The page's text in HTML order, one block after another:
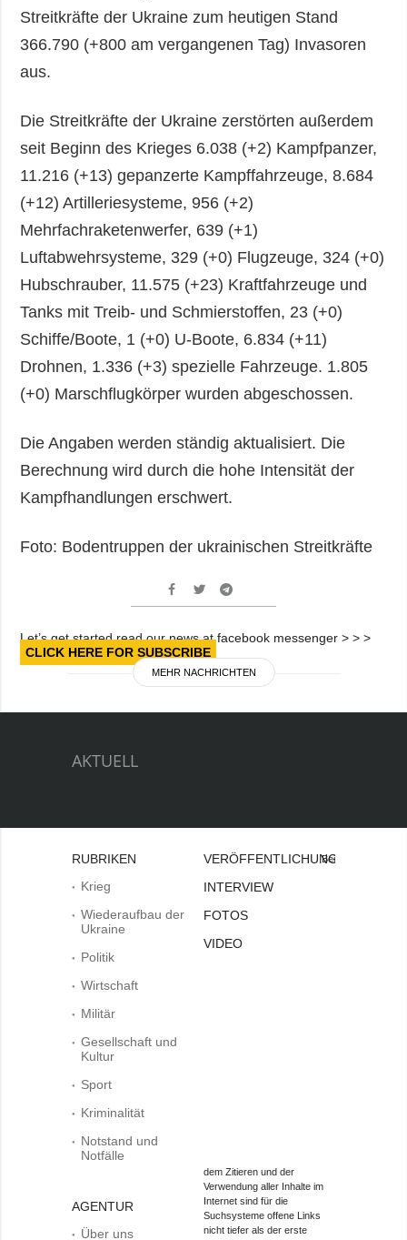
Streitkräfte der Ukraine zum heutigen Stand
366.790 (+800 am vergangenen Tag) Invasoren
aus.
Die Streitkräfte der Ukraine zerstörten außerdem
seit Beginn des Krieges 6.038 (+2) Kampfpanzer,
11.216 (+13) gepanzerte Kampffahrzeuge, 8.684
(+12) Artilleriesysteme, 956 (+2)
Mehrfachraketenwerfer, 639 (+1)
Luftabwehrsysteme, 329 (+0) Flugzeuge, 324 (+0)
Hubschrauber, 11.575 (+23) Kraftfahrzeuge und
Tanks mit Treib- und Schmierstoffen, 23 (+0)
Schiffe/Boote, 1 (+0) U-Boote, 6.834 (+11)
Drohnen, 1.336 (+3) spezielle Fahrzeuge. 1.805
(+0) Marschflugkörper wurden abgeschossen.
Die Angaben werden ständig aktualisiert. Die
Berechnung wird durch die hohe Intensität der
Kampfhandlungen erschwert.
Foto: Bodentruppen der ukrainischen Streitkräfte
Let’s get started read our news at facebook messenger > > >
CLICK HERE FOR SUBSCRIBE
MEHR NACHRICHTEN
AKTUELL
RUBRIKEN
Krieg
Wiederaufbau der
Ukraine
Politik
Wirtschaft
Militär
Gesellschaft und
Kultur
Sport
Kriminalität
Notstand und
Notfälle
AGENTUR
Über uns
VERÖFFENTLICHUNGEN
INTERVIEW
FOTOS
VIDEO
Bei
dem Zitieren und der
Verwendung aller Inhalte im
Internet sind für die
Suchsysteme offene Links
nicht tiefer als der erste